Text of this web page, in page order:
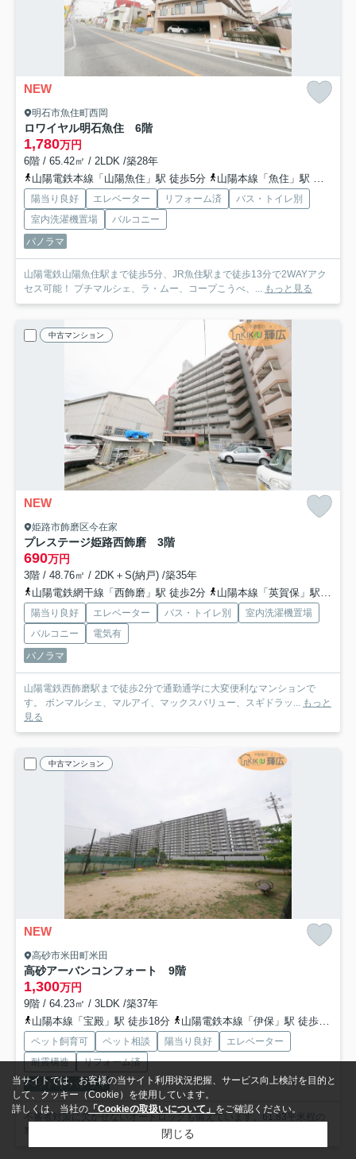
NEW
明石市魚住町西岡
ロワイヤル明石魚住 6階
1,780万円
6階 / 65.42㎡ / 2LDK /築28年
山陽電鉄本線「山陽魚住」駅 徒歩5分
山陽本線「魚住」駅 徒歩13分
陽当り良好 エレベーター リフォーム済
バス・トイレ別
室内洗濯機置場
バルコニー
パノラマ
山陽電鉄山陽魚住駅まで徒歩5分、JR魚住駅まで徒歩13分で2WAYアク
セス可能！ プチマルシェ、ラ・ムー、コープこうべ、...
もっと見る
中古マンション
NEW
姫路市飾磨区今在家
プレステージ姫路西飾磨 3階
690万円
3階 / 48.76㎡ / 2DK＋S(納戸) /築35年
山陽電鉄網干線「西飾磨」駅 徒歩2分
山陽本線「英賀保」駅 徒歩17分
陽当り良好 エレベーター バス・トイレ別
室内洗濯機置場
バルコニー
電気有
パノラマ
山陽電鉄西飾磨駅まで徒歩2分で通勤通学に大変便利なマンションで
す。 ボンマルシェ、マルアイ、マックスバリュー、スギドラッ... もっと
見る
中古マンション
NEW
高砂市米田町米田
高砂アーバンコンフォート 9階
1,300万円
9階 / 64.23㎡ / 3LDK /築37年
山陽本線「宝殿」駅 徒歩18分
山陽電鉄本線「伊保」駅 徒歩31分
ペット飼育可 ペット相談 陽当り良好
エレベーター
耐震構造
リフォーム済
ペット可 パノラマ
不審者対策に欠かせないオートロックも備えています。61.83平米程の
専有面積でスペースも十分。地上15階建てなので、開放...
当サイトでは、お客様の当サイト利用状況把握、サービス向上検討を目的と
して、クッキー（Cookie）を使用しています。
詳しくは、当社の 「Cookieの取扱いについて」 をご確認ください。
閉じる